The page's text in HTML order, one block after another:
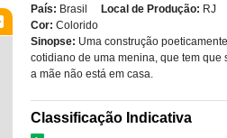
País: Brasil Local de Produção: RJ
Cor: Colorido
Sinopse: Uma construção
cotidiano de uma menina, que tem que
a mãe não está em casa.
Classificação Indicativa